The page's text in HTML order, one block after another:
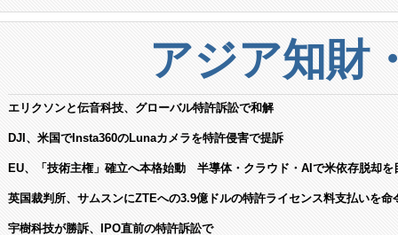
アジア知財
エリクソンと伝音科技、グローバル特許訴訟で和解
DJI、米国でInsta360のLunaカメラを特許侵害で提訴
EU、「技術主権」確立へ本格始動 半導体・クラウド・AIで米依存脱却を
英国裁判所、サムスンにZTEへの3.9億ドルの特許ライセンス料支払いを命
宇樹科技が勝訴、IPO直前の特許訴訟で